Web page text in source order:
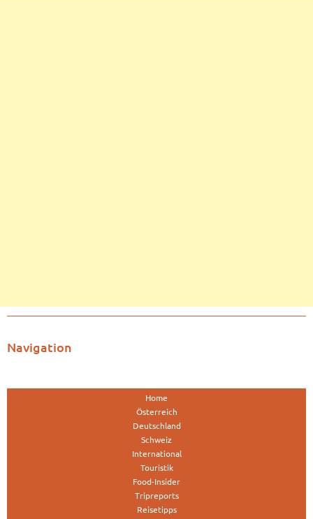
Navigation
Home
Österreich
Deutschland
Schweiz
International
Touristik
Food-Insider
Tripreports
Reisetipps